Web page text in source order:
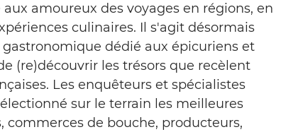
amoureux des voyages en régions, en
culinaires. Il s'agit désormais
dédié aux épicuriens et
(re)découvrir les trésors que recèlent
Les enquêteurs et spécialistes
sur le terrain les meilleures
commerces de bouche, producteurs,